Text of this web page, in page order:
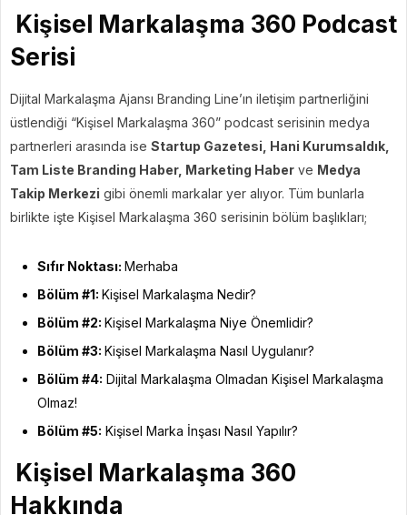
Kişisel Markalaşma 360 Podcast
Serisi
Dijital Markalaşma Ajansı Branding Line’ın iletişim partnerliğini
üstlendiği “Kişisel Markalaşma 360” podcast serisinin medya
partnerleri arasında ise Startup Gazetesi, Hani Kurumsaldık,
Tam Liste Branding Haber, Marketing Haber ve Medya
Takip Merkezi gibi önemli markalar yer alıyor. Tüm bunlarla
birlikte işte Kişisel Markalaşma 360 serisinin bölüm başlıkları;
Sıfır Noktası: Merhaba
Bölüm #1: Kişisel Markalaşma Nedir?
Bölüm #2: Kişisel Markalaşma Niye Önemlidir?
Bölüm #3: Kişisel Markalaşma Nasıl Uygulanır?
Bölüm #4: Dijital Markalaşma Olmadan Kişisel Markalaşma
Olmaz!
Bölüm #5: Kişisel Marka İnşası Nasıl Yapılır?
Kişisel Markalaşma 360
Hakkında